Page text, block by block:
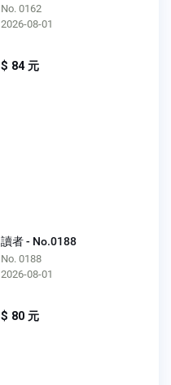
No. 0162
2026-08-01
$ 84 元
讀者 - No.0188
No. 0188
2026-08-01
$ 80 元